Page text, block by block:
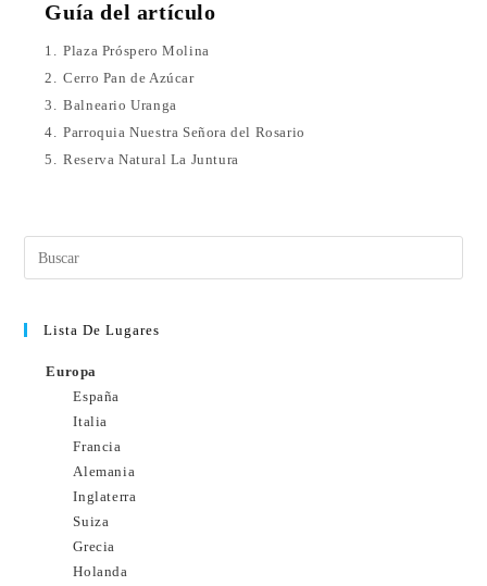
Guía del artículo
1. Plaza Próspero Molina
2. Cerro Pan de Azúcar
3. Balneario Uranga
4. Parroquia Nuestra Señora del Rosario
5. Reserva Natural La Juntura
Lista De Lugares
Europa
España
Italia
Francia
Alemania
Inglaterra
Suiza
Grecia
Holanda